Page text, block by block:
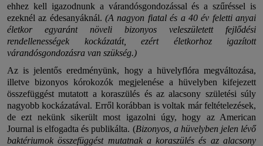
ehhez kell igazodnunk a várandósgondozással és a szűréssel is
ezeknél az édesanyáknál.(A nagyon fiatal és a 40 év feletti anyai
életkor egyaránt növeli bizonyos veleszületett fejlődési
rendellenességek kockázatát, ezért életkorhoz igazított
várandósgondozásra van szükség.)
Az is jelentős eredményünk, hogy a hüvelyflóra megváltozása,
illetve bizonyos kórokozók megjelenése a hüvelyben kifejezett
összefüggést mutatott a koraszülés és az alacsony születési súly
nagyobb kockázatával. Erről korábban is voltak már feltételezések,
de ezt nekünk sikerült most igazolni úgy, hogy az American
Journal is elfogadta és publikálta. (Bizonyos, a hüvelyben jelen lévő
baktériumok összefüggést mutatnak a koraszülés és az alacsony